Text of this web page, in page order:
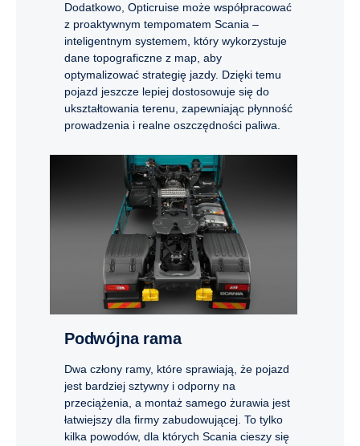
Dodatkowo, Opticruise może współpracować
z proaktywnym tempomatem Scania –
inteligentnym systemem, który wykorzystuje
dane topograficzne z map, aby
optymalizować strategię jazdy. Dzięki temu
pojazd jeszcze lepiej dostosowuje się do
ukształtowania terenu, zapewniając płynność
prowadzenia i realne oszczędności paliwa.
Podwójna rama
Dwa człony ramy, które sprawiają, że pojazd
jest bardziej sztywny i odporny na
przeciążenia, a montaż samego żurawia jest
łatwiejszy dla firmy zabudowującej. To tylko
kilka powodów, dla których Scania cieszy się